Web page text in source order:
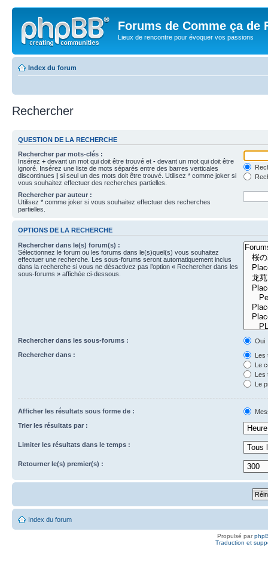
Forums de Comme ça de
Lieux de rencontre pour évoquer vos passions
Index du forum
Rechercher
QUESTION DE LA RECHERCHE
Rechercher par mots-clés :
Insérez + devant un mot qui doit être trouvé et - devant un mot qui doit être
ignoré. Insérez une liste de mots séparés entre des barres verticales
discontinues | si seul un des mots doit être trouvé. Utilisez * comme joker si
vous souhaitez effectuer des recherches partielles.
Rechercher par auteur :
Utilisez * comme joker si vous souhaitez effectuer des recherches
partielles.
OPTIONS DE LA RECHERCHE
Rechercher dans le(s) forum(s) :
Sélectionnez le forum ou les forums dans le(s)quel(s) vous souhaitez
effectuer une recherche. Les sous-forums seront automatiquement inclus
dans la recherche si vous ne désactivez pas l’option « Rechercher dans les
sous-forums » affichée ci-dessous.
Rechercher dans les sous-forums :
Oui
Rechercher dans :
Les
Le
Les
Le
Afficher les résultats sous forme de :
Trier les résultats par :
Limiter les résultats dans le temps :
Retourner le(s) premier(s) :
Index du forum
Propulsé par
Traduction et